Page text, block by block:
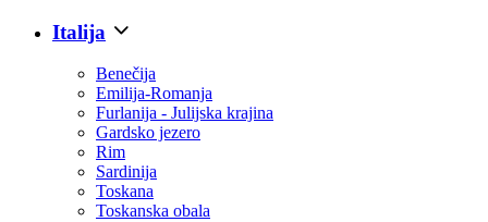
Italija
Benečija
Emilija-Romanja
Furlanija - Julijska krajina
Gardsko jezero
Rim
Sardinija
Toskana
Toskanska obala